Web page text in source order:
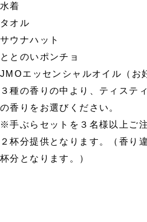
水着
タオル
サウナハット
ととのいポンチョ
JMOエッセンシャルオイル（お
３種の香りの中より、ティステ
の香りをお選びください。
※手ぶらセットを３名様以上ご
２杯分提供となります。（香り
杯分となります。）